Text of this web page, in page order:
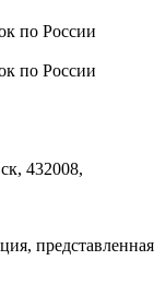
по России
по России
432008,
представленная